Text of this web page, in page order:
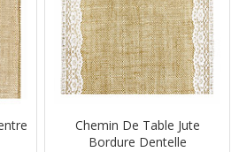
Chemin De Table Jute
Bordure Dentelle